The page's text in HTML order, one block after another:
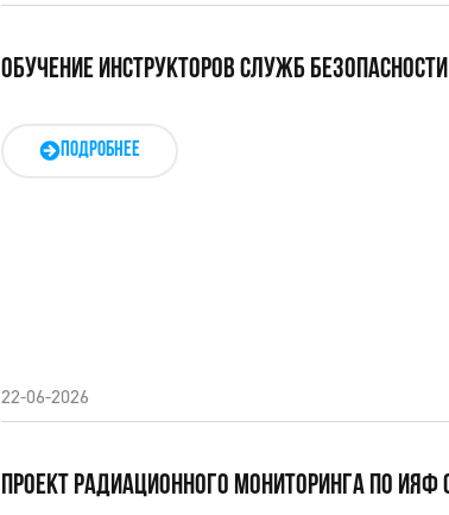
ОБУЧЕНИЕ ИНСТРУКТОРОВ СЛУЖБ
ПОДРОБНЕЕ
22-06-2026
ПРОЕКТ РАДИАЦИОННОГО МОНИТОРИНГА ПО ИЯФ